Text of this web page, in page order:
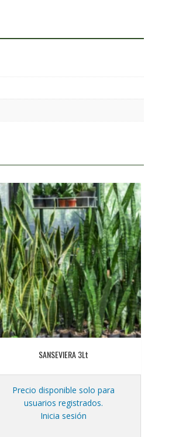
SANSEVIERA 3Lt
Precio disponible solo para
usuarios registrados.
Inicia sesión